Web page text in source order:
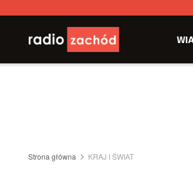
Strona główna KRAJ I ŚWIAT